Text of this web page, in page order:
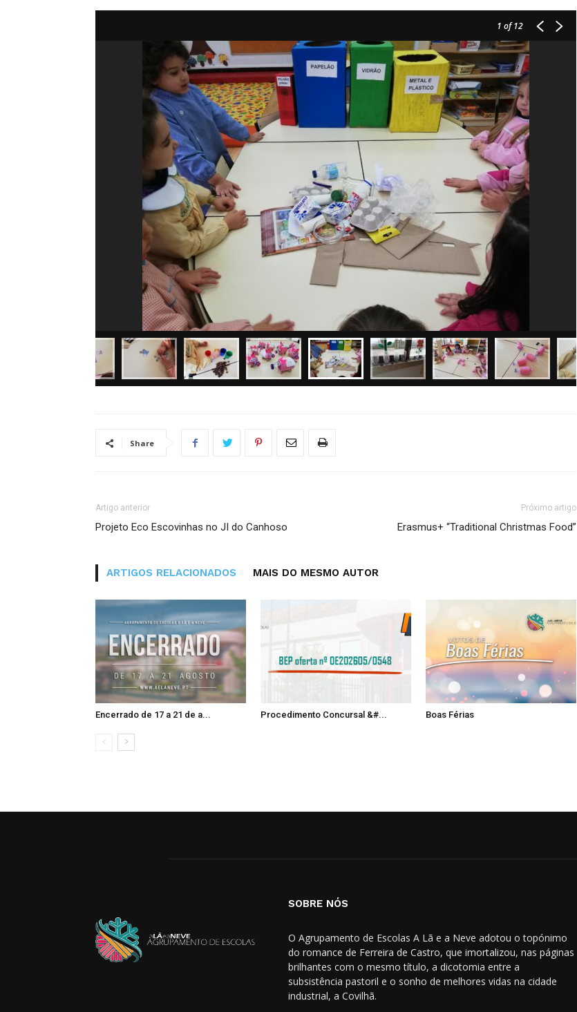
1 of 12
Share
Artigo anterior
Projeto Eco Escovinhas no JI do Canhoso
Próximo artigo
Erasmus+ “Traditional Christmas Food”
ARTIGOS RELACIONADOS MAIS DO MESMO AUTOR
Encerrado de 17 a 21 de a... Procedimento Concursal &#... Boas Férias
SOBRE NÓS
O Agrupamento de Escolas A Lã e a Neve adotou o topónimo
do romance de Ferreira de Castro, que imortalizou, nas páginas
brilhantes com o mesmo título, a dicotomia entre a
subsistência pastoril e o sonho de melhores vidas na cidade
industrial, a Covilhã.